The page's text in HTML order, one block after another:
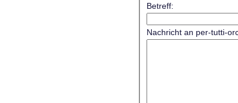
Betreff:
Nachricht an per-tutti-